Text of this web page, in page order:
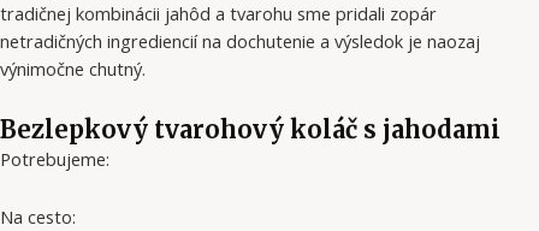
tradičnej kombinácii jahôd a tvarohu sme pridali zopár
netradičných ingrediencií na dochutenie a výsledok je naozaj
výnimočne chutný.
Bezlepkový tvarohový koláč s jahodami
Potrebujeme:
Na cesto: